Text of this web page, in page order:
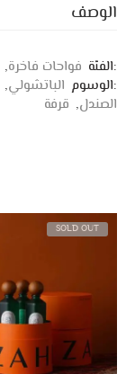
الوصف
:الفئة فواحات فاخرة,
:الوسوم الباتشولي,
الصندل, قرفة
SOLD OUT